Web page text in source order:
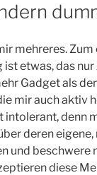
mehreres. Zum
etwas, das
Gadget als
mir auch aktiv
intolerant, denn
deren
und beschwere
diese